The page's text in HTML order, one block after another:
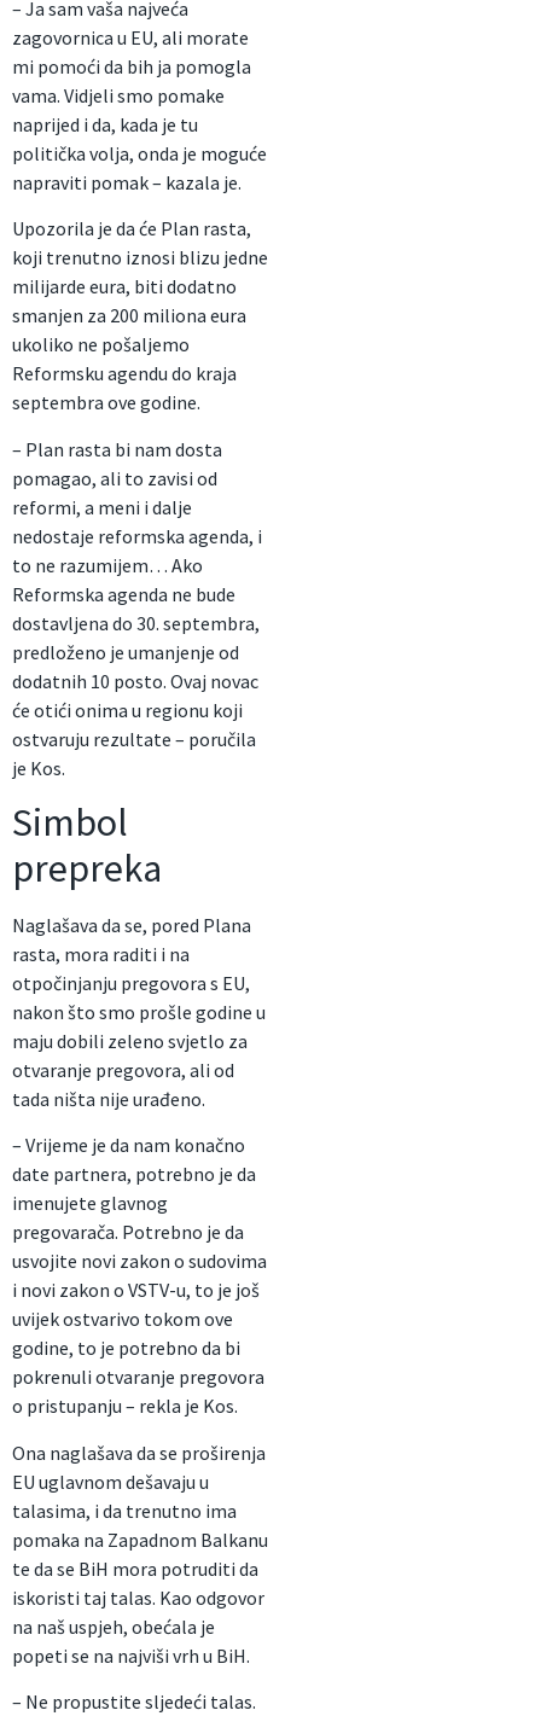
– Ja sam vaša najveća
zagovornica u EU, ali morate
mi pomoći da bih ja pomogla
vama. Vidjeli smo pomake
naprijed i da, kada je tu
politička volja, onda je moguće
napraviti pomak – kazala je.
Upozorila je da će Plan rasta,
koji trenutno iznosi blizu jedne
milijarde eura, biti dodatno
smanjen za 200 miliona eura
ukoliko ne pošaljemo
Reformsku agendu do kraja
septembra ove godine.
– Plan rasta bi nam dosta
pomagao, ali to zavisi od
reformi, a meni i dalje
nedostaje reformska agenda, i
to ne razumijem… Ako
Reformska agenda ne bude
dostavljena do 30. septembra,
predloženo je umanjenje od
dodatnih 10 posto. Ovaj novac
će otići onima u regionu koji
ostvaruju rezultate – poručila
je Kos.
Simbol
prepreka
Naglašava da se, pored Plana
rasta, mora raditi i na
otpočinjanju pregovora s EU,
nakon što smo prošle godine u
maju dobili zeleno svjetlo za
otvaranje pregovora, ali od
tada ništa nije urađeno.
– Vrijeme je da nam konačno
date partnera, potrebno je da
imenujete glavnog
pregovarača. Potrebno je da
usvojite novi zakon o sudovima
i novi zakon o VSTV-u, to je još
uvijek ostvarivo tokom ove
godine, to je potrebno da bi
pokrenuli otvaranje pregovora
o pristupanju – rekla je Kos.
Ona naglašava da se proširenja
EU uglavnom dešavaju u
talasima, i da trenutno ima
pomaka na Zapadnom Balkanu
te da se BiH mora potruditi da
iskoristi taj talas. Kao odgovor
na naš uspjeh, obećala je
popeti se na najviši vrh u BiH.
– Ne propustite sljedeći talas.